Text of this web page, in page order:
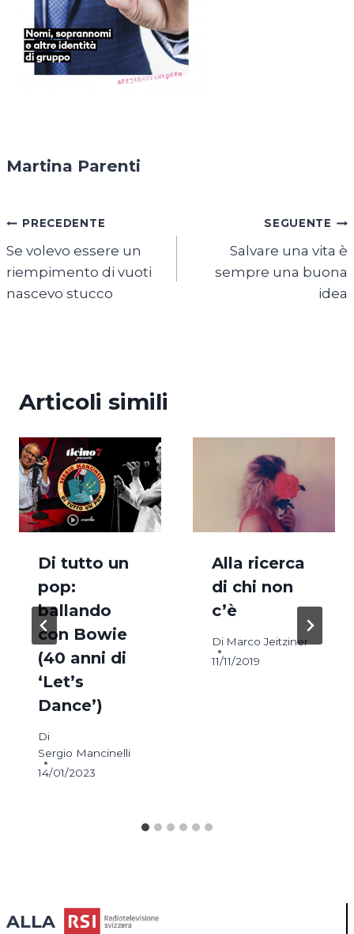
Martina Parenti
Navigazione
articoli
PRECEDENTE
Se volevo essere un
riempimento di vuoti
nascevo stucco
SEGUENTE
Salvare una vita è
sempre una buona
idea
Articoli simili
Di tutto un
pop:
ballando
con Bowie
(40 anni di
‘Let’s
Dance’)
Di
Sergio Mancinelli
14/01/2023
Alla ricerca
di chi non
c’è
Di Marco Jeitziner
11/11/2019
ALLA